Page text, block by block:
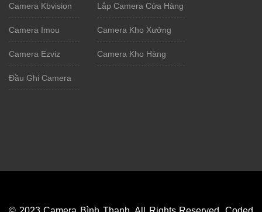
Camera Kbvision
Camera Imou
Camera Ezviz
Đầu Ghi Camera
Lắp Camera Cửa Hàng
Camera Kho Xưởng
Camera Kho Hàng